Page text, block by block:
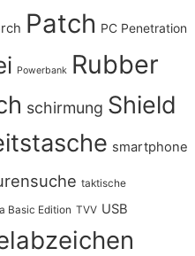
Patch PC Penetration
Powerbank Rubber
schirmung Shield
smartphone
taktische
Basic Edition TVV USB